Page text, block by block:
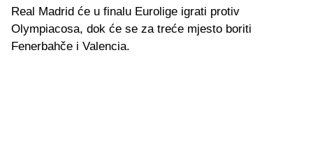
Real Madrid će u finalu Eurolige igrati protiv
Olympiacosa, dok će se za treće mjesto boriti
Fenerbahče i Valencia.